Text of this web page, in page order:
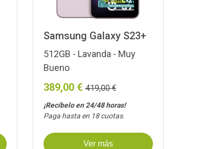
Samsung Galaxy S23+
512GB - Lavanda - Muy
Bueno
389,00 € 419,00 €
¡Recíbelo en 24/48 horas!
Paga hasta en 18 cuotas.
Ver más